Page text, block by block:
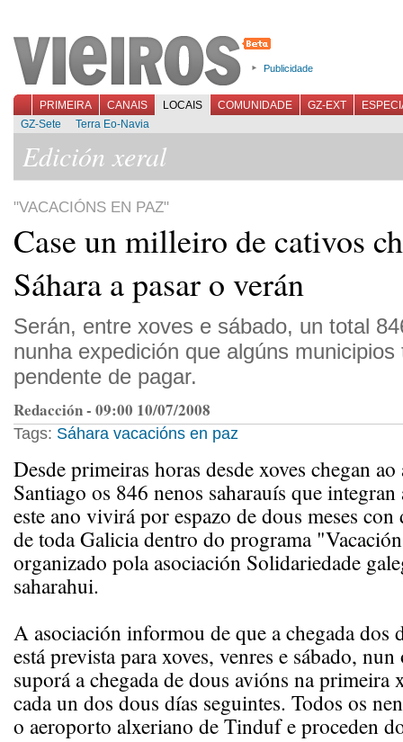
Publicidade
PRIMEIRA CANAIS LOCAIS COMUNIDADE GZ-EXT
GZ-Sete
Terra Eo-Navia
Edición xeral
"VACACIÓNS EN PAZ"
Case un milleiro de cativos
Sáhara a pasar o verán
Serán, entre xoves e sábado, un total
nunha expedición que algúns
pendente de pagar.
Redacción - 09:00 10/07/2008
Tags: Sáhara vacacións en paz
Desde primeiras horas desde xoves chegan
Santiago os 846 nenos saharauís que
este ano vivirá por espazo de dous meses
de toda Galicia dentro do programa
organizado pola asociación Solidariedade
saharahui.
A asociación informou de que a chegada dos
está prevista para xoves, venres e sábado,
suporá a chegada de dous avións na primeira
cada un dos dous días seguintes. Todos os
o aeroporto alxeriano de Tinduf e proceden